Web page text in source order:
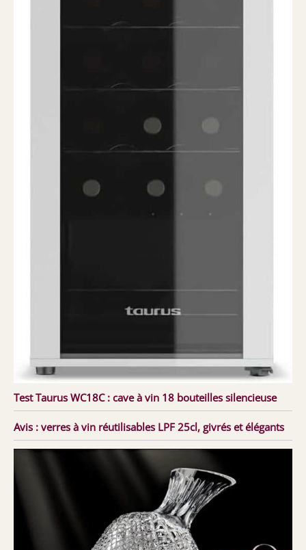
Test Taurus WC18C : cave à vin 18 bouteilles silencieuse
Avis : verres à vin réutilisables LPF 25cl, givrés et élégants